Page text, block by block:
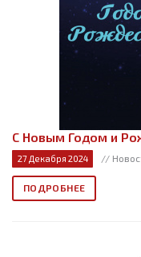
C Новым Годом и
27 Декабря 2024 //
ПОДРОБНЕЕ